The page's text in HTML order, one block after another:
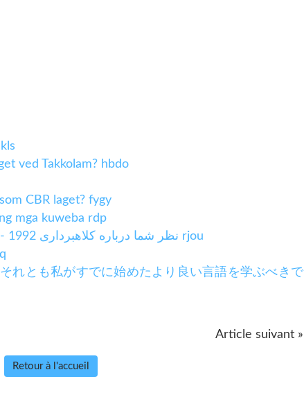
کیا منگ کا پہلا شہنشاہ خوبصورت تھا؟ kls
ved Takkolam? hbdo
CBR laget? fygy
mga kuweba rdp
نظر شما درباره کلاهبرداری 1992 - داستان هرشاد مهتا (سری وب) چیست؟ rjou
れとも私がすでに始めたより良い言語を学ぶべきで
Article suivant »
Retour à l'accueil